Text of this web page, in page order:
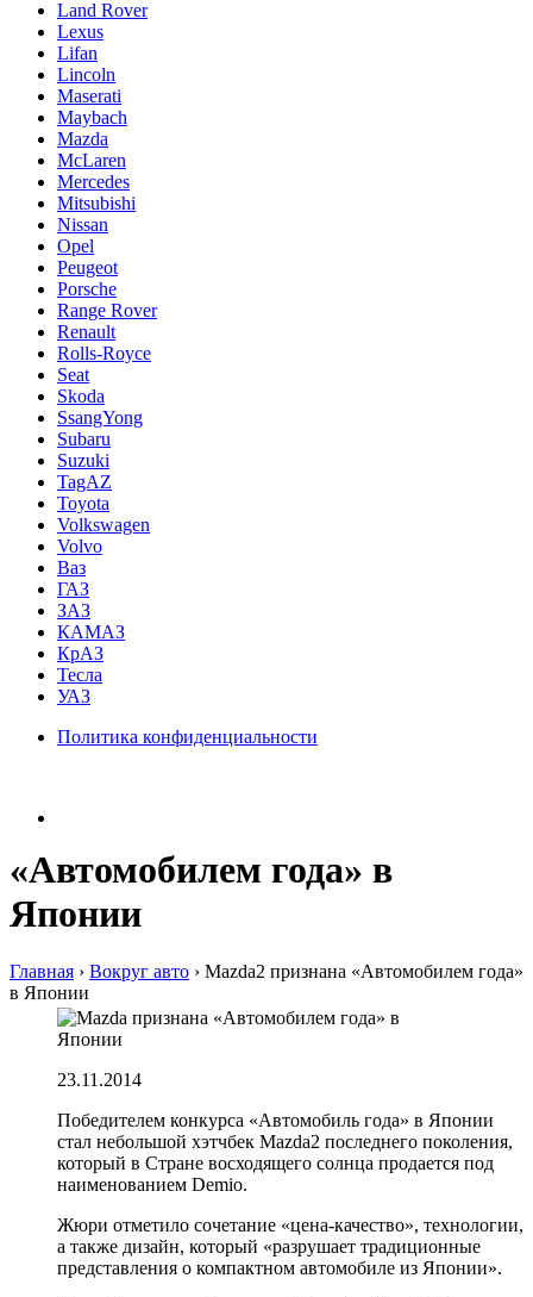
Land Rover
Lexus
Lifan
Lincoln
Maserati
Maybach
Mazda
McLaren
Mercedes
Mitsubishi
Nissan
Opel
Peugeot
Porsche
Range Rover
Renault
Rolls-Royce
Seat
Skoda
SsangYong
Subaru
Suzuki
TagAZ
Toyota
Volkswagen
Volvo
Ваз
ГАЗ
ЗАЗ
КАМАЗ
КрАЗ
Тесла
УАЗ
Политика конфиденциальности
«Автомобилем года» в
Японии
Главная › Вокруг авто › Mazda2 признана «Автомобилем года»
в Японии
23.11.2014
Победителем конкурса «Автомобиль года» в Японии
стал небольшой хэтчбек Mazda2 последнего поколения,
который в Стране восходящего солнца продается под
наименованием Demio.
Жюри отметило сочетание «цена-качество», технологии,
а также дизайн, который «разрушает традиционные
представления о компактном автомобиле из Японии».